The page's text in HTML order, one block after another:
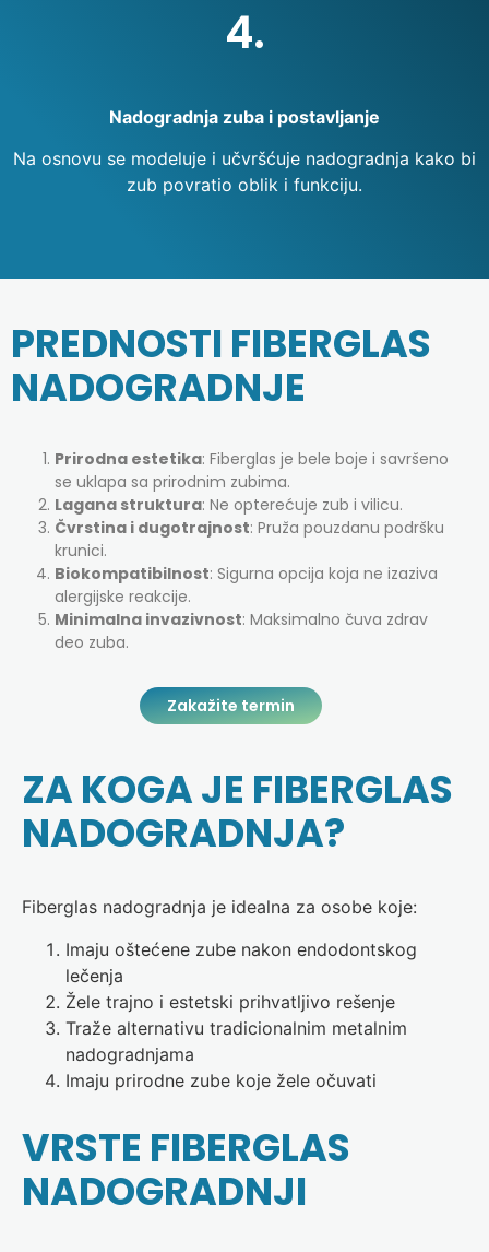
4.
Nadogradnja zuba i postavljanje
Na osnovu se modeluje i učvršćuje nadogradnja kako bi
zub povratio oblik i funkciju.
PREDNOSTI FIBERGLAS
NADOGRADNJE
Prirodna estetika: Fiberglas je bele boje i savršeno
se uklapa sa prirodnim zubima.
Lagana struktura: Ne opterećuje zub i vilicu.
Čvrstina i dugotrajnost: Pruža pouzdanu podršku
krunici.
Biokompatibilnost: Sigurna opcija koja ne izaziva
alergijske reakcije.
Minimalna invazivnost: Maksimalno čuva zdrav
deo zuba.
Zakažite termin
ZA KOGA JE FIBERGLAS
NADOGRADNJA?
Fiberglas nadogradnja je idealna za osobe koje:
Imaju oštećene zube nakon endodontskog
lečenja
Žele trajno i estetski prihvatljivo rešenje
Traže alternativu tradicionalnim metalnim
nadogradnjama
Imaju prirodne zube koje žele očuvati
VRSTE FIBERGLAS
NADOGRADNJI